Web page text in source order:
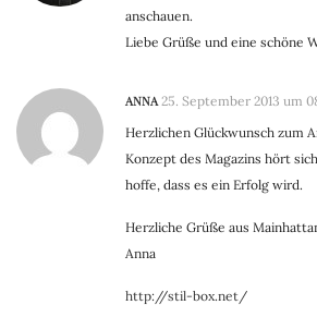
anschauen.
Liebe Grüße und eine schöne
ANNA 25. September 2013 um
Herzlichen Glückwunsch zum
Konzept des Magazins hört
hoffe, dass es ein Erfolg wird.
Herzliche Grüße aus
Anna
http://stil-box.net/